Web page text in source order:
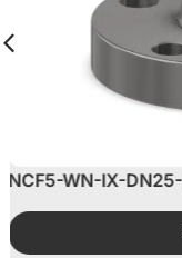
A182 F51